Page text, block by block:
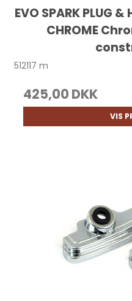
EVO SPARK PLUG &
CHROME
512117 m
425,00 DKK
VIS